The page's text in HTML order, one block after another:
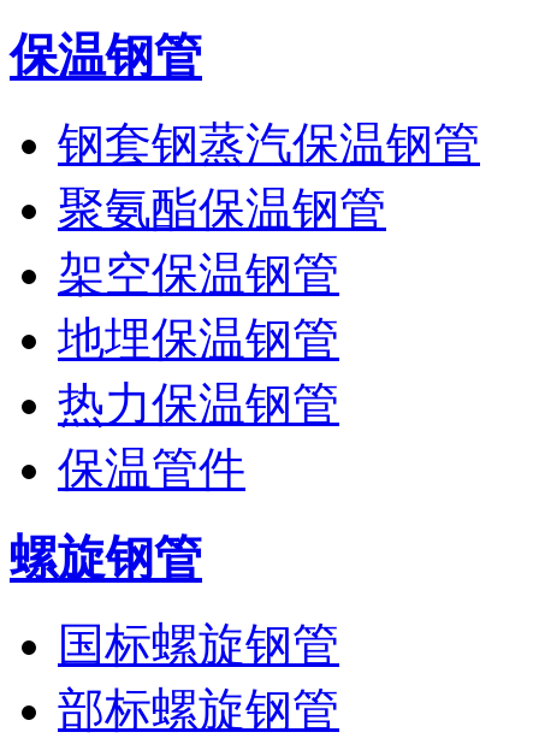
保温钢管
钢套钢蒸汽保温钢管
聚氨酯保温钢管
架空保温钢管
地埋保温钢管
热力保温钢管
保温管件
螺旋钢管
国标螺旋钢管
部标螺旋钢管